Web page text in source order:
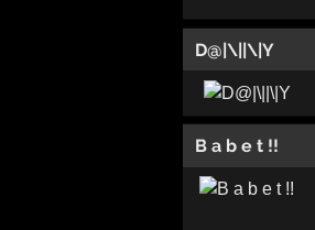
D@|\||\|Y
B a b e t !!